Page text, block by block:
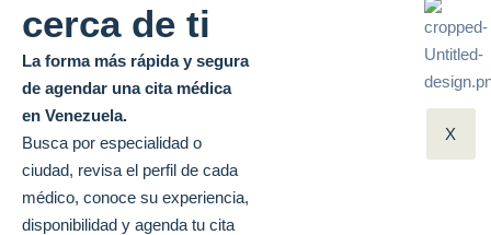
X
cerca de ti
La forma más rápida y segura
de agendar una cita médica
en Venezuela.
Busca por especialidad o
ciudad, revisa el perfil de cada
médico, conoce su experiencia,
disponibilidad y agenda tu cita